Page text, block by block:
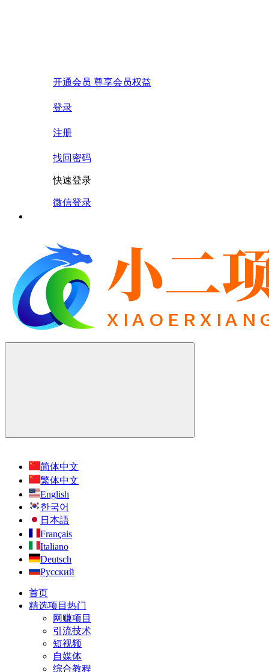
开通会员 尊享会员权益
登录
注册
找回密码
快速登录
微信登录
简体中文
繁体中文
English
한국어
日本語
Français
Italiano
Deutsch
Русский
首页
精选项目 热门
网赚项目
引流技术
短视频
自媒体
综合教程